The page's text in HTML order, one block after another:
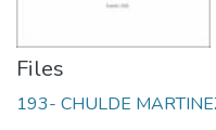
Files
193- CHULDE